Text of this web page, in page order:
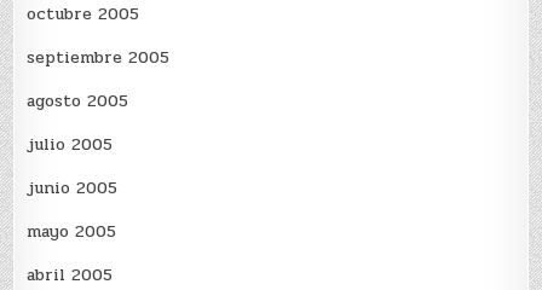
octubre 2005
septiembre 2005
agosto 2005
julio 2005
junio 2005
mayo 2005
abril 2005